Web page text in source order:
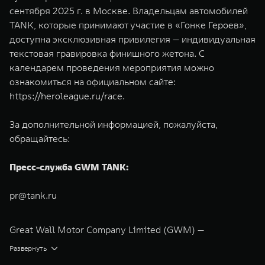
сентября 2025 г. в Москве. Владельцам автомобилей
TANK, которые принимают участие в «Гонке Героев»,
доступна эксклюзивная привилегия — индивидуальная
текстовая гравировка финишного жетона. С
календарем проведения мероприятия можно
ознакомиться на официальном сайте:
https://heroleague.ru/race.
За дополнительной информацией, пожалуйста,
обращайтесь:
Пресс-служба GWM TANK:
pr@tank.ru
Great Wall Motor Company Limited (GWM) —
глобальный производитель внедорожников,
Развернуть